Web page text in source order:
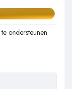
ondersteunen